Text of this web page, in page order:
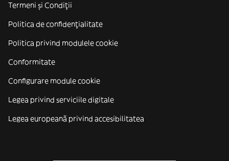
Termeni și Condiții
Politica de confidenţialitate
Politica privind modulele cookie
Conformitate
Configurare module cookie
Legea privind serviciile digitale
Legea europeană privind accesibilitatea